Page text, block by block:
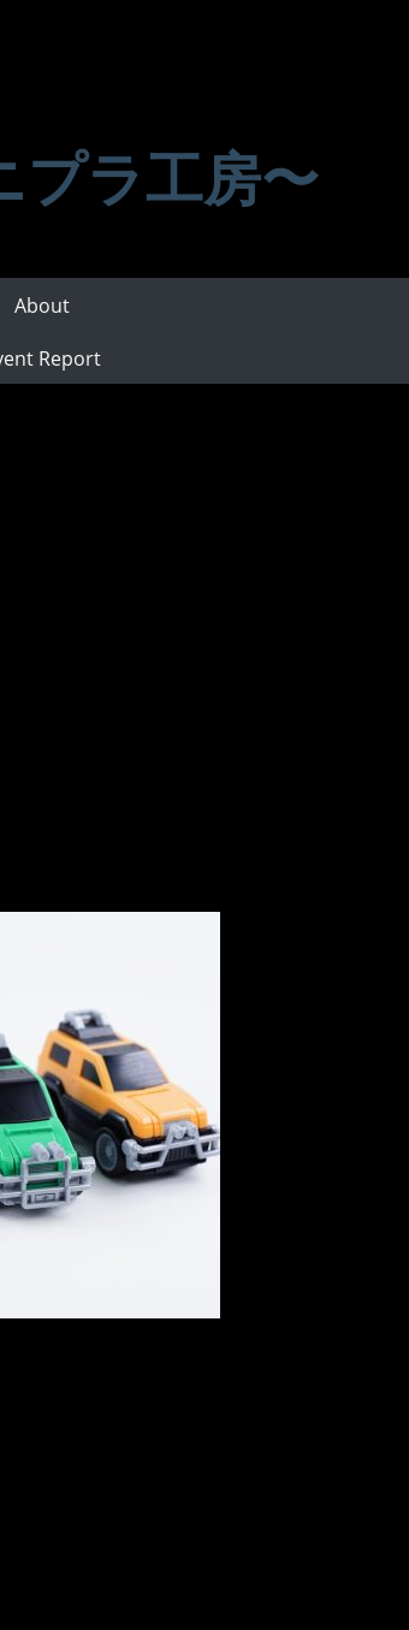
プラ工房〜
About
Report